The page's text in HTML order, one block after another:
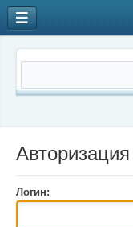
Авторизация
Логин: